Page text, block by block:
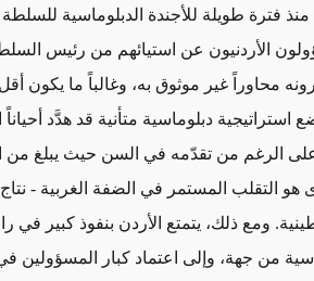
منذ فترة طويلة للأجندة الدبلوماسية
الأردنيون عن استيائهم من رئيس
محاوراًغير موثوق به، وغالباً ما يكون
دبلوماسية متأنية قد هدَّد أحياناً
الرغم من تقدّمه في السن حيث يبلغ من
هو التقلب المستمر في الضفة الغربية-
. ومع ذلك، يتمتع الأردن بنفوذ كبير في
من جهة، وإلى اعتماد كبار